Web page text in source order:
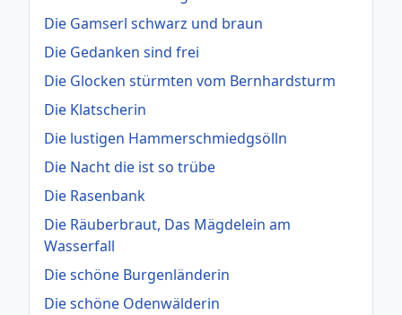
Die Gamserl schwarz und braun
Die Gedanken sind frei
Die Glocken stürmten vom Bernhardsturm
Die Klatscherin
Die lustigen Hammerschmiedgsölln
Die Nacht die ist so trübe
Die Rasenbank
Die Räuberbraut, Das Mägdelein am
Wasserfall
Die schöne Burgenländerin
Die schöne Odenwälderin